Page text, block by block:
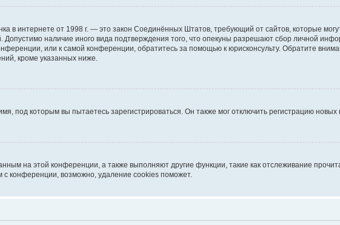
в интернете от 1998 г. — это закон Соединённых Штатов, требующий от сайтов, которые
наличие иного вида подтверждения того, что опекуны разрешают сбор личной
или к самой конференции, обратитесь за помощью к юрисконсульту. Обратите
кроме указанных ниже.
под которым вы пытаетесь зарегистрироваться. Он также мог отключить регистрацию
на этой конференции, а также выполняют другие функции, такие как отслеживание
конференции, возможно, удаление cookies поможет.